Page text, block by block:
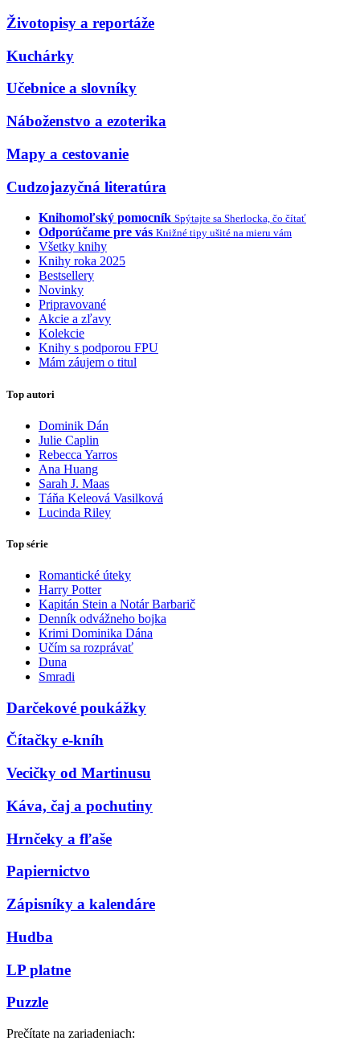
Životopisy a reportáže
Kuchárky
Učebnice a slovníky
Náboženstvo a ezoterika
Mapy a cestovanie
Cudzojazyčná literatúra
Knihomoľský pomocník Spýtajte sa Sherlocka, čo čítať
Odporúčame pre vás Knižné tipy ušité na mieru vám
Všetky knihy
Knihy roka 2025
Bestsellery
Novinky
Pripravované
Akcie a zľavy
Kolekcie
Knihy s podporou FPU
Mám záujem o titul
Top autori
Dominik Dán
Julie Caplin
Rebecca Yarros
Ana Huang
Sarah J. Maas
Táňa Keleová Vasilková
Lucinda Riley
Top série
Romantické úteky
Harry Potter
Kapitán Stein a Notár Barbarič
Denník odvážneho bojka
Krimi Dominika Dána
Učím sa rozprávať
Duna
Smradi
Darčekové poukážky
Čítačky e-kníh
Vecičky od Martinusu
Káva, čaj a pochutiny
Hrnčeky a fľaše
Papiernictvo
Zápisníky a kalendáre
Hudba
LP platne
Puzzle
Prečítate na zariadeniach: